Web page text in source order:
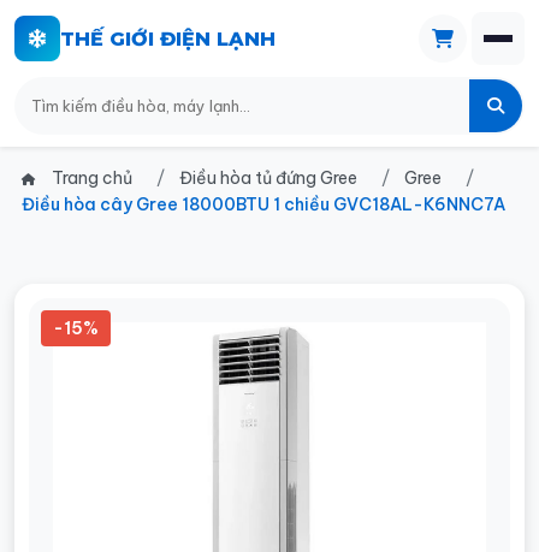
THẾ GIỚI ĐIỆN LẠNH
Trang chủ Điều hòa tủ đứng Gree
Gree
Điều hòa cây Gree 18000BTU 1 chiều GVC18AL-K6NNC7A
-15%